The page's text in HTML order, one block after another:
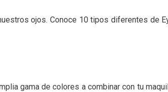
ojos. Conoce 10 tipos diferentes de
gama de colores a combinar con tu